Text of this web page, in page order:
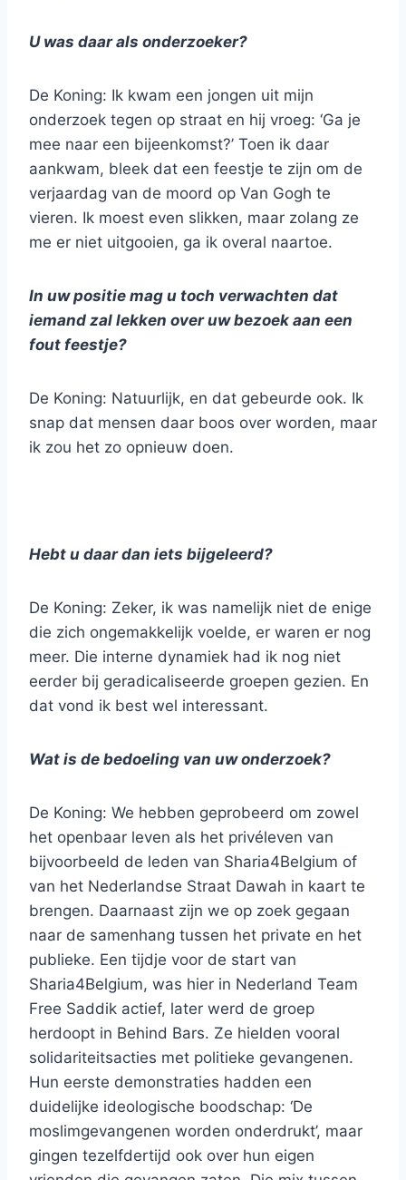
U was daar als onderzoeker?
De Koning: Ik kwam een jongen uit mijn
onderzoek tegen op straat en hij vroeg: ‘Ga je
mee naar een bijeenkomst?’ Toen ik daar
aankwam, bleek dat een feestje te zijn om de
verjaardag van de moord op Van Gogh te
vieren. Ik moest even slikken, maar zolang ze
me er niet uitgooien, ga ik overal naartoe.
In uw positie mag u toch verwachten dat
iemand zal lekken over uw bezoek aan een
fout feestje?
De Koning: Natuurlijk, en dat gebeurde ook. Ik
snap dat mensen daar boos over worden, maar
ik zou het zo opnieuw doen.
Hebt u daar dan iets bijgeleerd?
De Koning: Zeker, ik was namelijk niet de enige
die zich ongemakkelijk voelde, er waren er nog
meer. Die interne dynamiek had ik nog niet
eerder bij geradicaliseerde groepen gezien. En
dat vond ik best wel interessant.
Wat is de bedoeling van uw onderzoek?
De Koning: We hebben geprobeerd om zowel
het openbaar leven als het privéleven van
bijvoorbeeld de leden van Sharia4Belgium of
van het Nederlandse Straat Dawah in kaart te
brengen. Daarnaast zijn we op zoek gegaan
naar de samenhang tussen het private en het
publieke. Een tijdje voor de start van
Sharia4Belgium, was hier in Nederland Team
Free Saddik actief, later werd de groep
herdoopt in Behind Bars. Ze hielden vooral
solidariteitsacties met politieke gevangenen.
Hun eerste demonstraties hadden een
duidelijke ideologische boodschap: ‘De
moslimgevangenen worden onderdrukt’, maar
gingen tezelfdertijd ook over hun eigen